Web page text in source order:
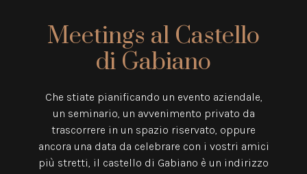
Meetings al Castello
di Gabiano
Che stiate pianificando un evento aziendale,
un seminario, un avvenimento privato da
trascorrere in un spazio riservato, oppure
ancora una data da celebrare con i vostri amici
più stretti, il castello di Gabiano è un indirizzo